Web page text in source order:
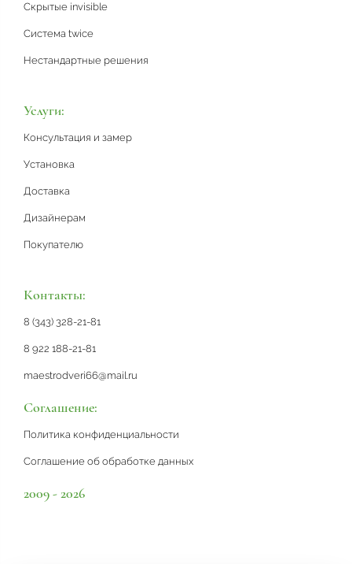
Скрытые invisible
Система twice
Нестандартные решения
Услуги:
Консультация и замер
Установка
Доставка
Дизайнерам
Покупателю
Контакты:
8 (343) 328-21-81
8 922 188-21-81
maestrodveri66@mail.ru
Соглашение:
Политика конфиденциальности
Соглашение об обработке данных
2009 - 2026